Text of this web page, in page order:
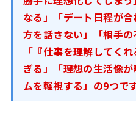
なる」「デート日程が
方を話さない」「相手の
「『仕事を理解してく
ぎる」「理想の生活像
ムを軽視する」の9つです